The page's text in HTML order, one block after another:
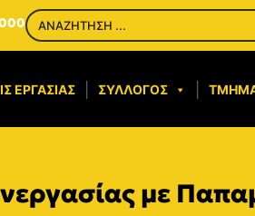
ΕΡΓΑΣΊΑΣ ΣΎΛΛΟΓΟΣ
με